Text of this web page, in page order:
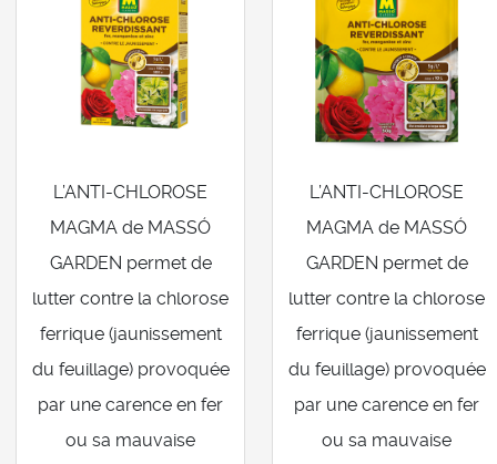
L’ANTI-CHLOROSE
MAGMA de MASSÓ
GARDEN permet de
lutter contre la chlorose
ferrique (jaunissement
du feuillage) provoquée
par une carence en fer
ou sa mauvaise
L’ANTI-CHLOROSE
MAGMA de MASSÓ
GARDEN permet de
lutter contre la chlorose
ferrique (jaunissement
du feuillage) provoquée
par une carence en fer
ou sa mauvaise